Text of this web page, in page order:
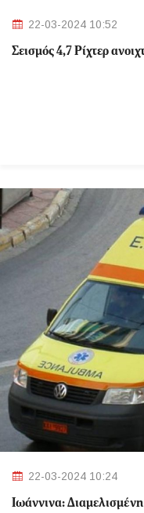
22-03-2024 10:52
Σεισμός 4,7 Ρίχτερ
22-03-2024 10:24
Ιωάννινα: